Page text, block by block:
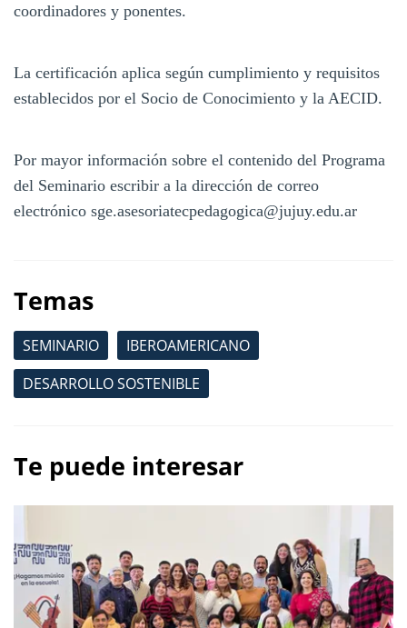
coordinadores y ponentes.
La certificación aplica según cumplimiento y requisitos
establecidos por el Socio de Conocimiento y la AECID.
Por mayor información sobre el contenido del Programa
del Seminario escribir a la dirección de correo
electrónico sge.asesoriatecpedagogica@jujuy.edu.ar
Temas
SEMINARIO
IBEROAMERICANO
DESARROLLO SOSTENIBLE
Te puede interesar